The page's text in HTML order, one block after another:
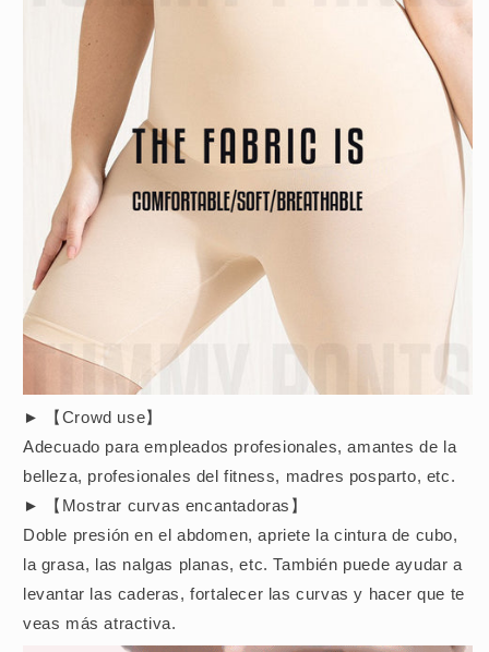
► 【Crowd use】
Adecuado para empleados profesionales, amantes de la
belleza, profesionales del fitness, madres posparto, etc.
► 【Mostrar curvas encantadoras】
Doble presión en el abdomen, apriete la cintura de cubo,
la grasa, las nalgas planas, etc. También puede ayudar a
levantar las caderas, fortalecer las curvas y hacer que te
veas más atractiva.